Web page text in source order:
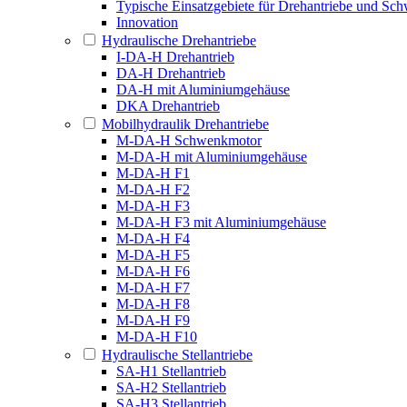
Typische Einsatzgebiete für Drehantriebe und
Innovation
Hydraulische Drehantriebe
I-DA-H Drehantrieb
DA-H Drehantrieb
DA-H mit Aluminiumgehäuse
DKA Drehantrieb
Mobilhydraulik Drehantriebe
M-DA-H Schwenkmotor
M-DA-H mit Aluminiumgehäuse
M-DA-H F1
M-DA-H F2
M-DA-H F3
M-DA-H F3 mit Aluminiumgehäuse
M-DA-H F4
M-DA-H F5
M-DA-H F6
M-DA-H F7
M-DA-H F8
M-DA-H F9
M-DA-H F10
Hydraulische Stellantriebe
SA-H1 Stellantrieb
SA-H2 Stellantrieb
SA-H3 Stellantrieb